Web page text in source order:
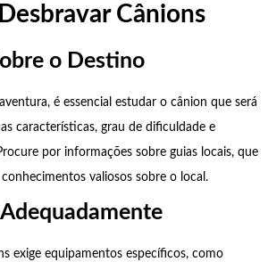
Cânions
o Destino
é essencial estudar o cânion que será
características, grau de dificuldade e
por informações sobre guias locais, que
valiosos sobre o local.
exige equipamentos específicos, como